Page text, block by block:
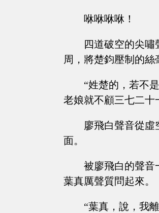
咻咻咻咻！
四道破空的尖
周，將楚鈞壓制的絲
“姓楚的，若不
老娘就不顧三七二十
廖飛白聲音從
面。
被廖飛白的聲音
葉真厲聲質問起來。
“葉真，說，我